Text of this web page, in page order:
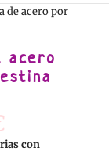
de acero por
acero
con